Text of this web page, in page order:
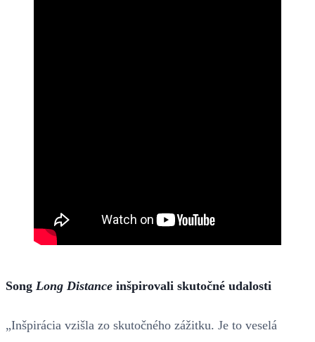
Song Long Distance inšpirovali skutočné udalosti
„Inšpirácia vzišla zo skutočného zážitku. Je to veselá